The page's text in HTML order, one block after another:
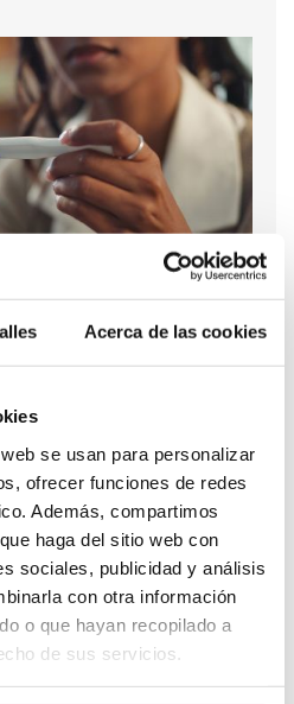
Acerca de las cookies
se usan para personalizar
ofrecer funciones de redes
Además, compartimos
haga del sitio web con
sociales, publicidad y análisis
con otra información
o que hayan recopilado a
de sus servicios.
menstrual con un test de
implantación embrionaria?